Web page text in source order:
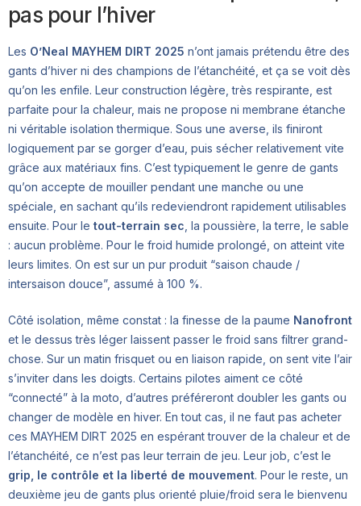
pas pour l’hiver
Les O’Neal MAYHEM DIRT 2025 n’ont jamais prétendu être des
gants d’hiver ni des champions de l’étanchéité, et ça se voit dès
qu’on les enfile. Leur construction légère, très respirante, est
parfaite pour la chaleur, mais ne propose ni membrane étanche
ni véritable isolation thermique. Sous une averse, ils finiront
logiquement par se gorger d’eau, puis sécher relativement vite
grâce aux matériaux fins. C’est typiquement le genre de gants
qu’on accepte de mouiller pendant une manche ou une
spéciale, en sachant qu’ils redeviendront rapidement utilisables
ensuite. Pour le tout-terrain sec , la poussière, la terre, le sable
: aucun problème. Pour le froid humide prolongé, on atteint vite
leurs limites. On est sur un pur produit “saison chaude /
intersaison douce”, assumé à 100 %.
Côté isolation, même constat : la finesse de la paume Nanofront
et le dessus très léger laissent passer le froid sans filtrer grand-
chose. Sur un matin frisquet ou en liaison rapide, on sent vite l’air
s’inviter dans les doigts. Certains pilotes aiment ce côté
“connecté” à la moto, d’autres préféreront doubler les gants ou
changer de modèle en hiver. En tout cas, il ne faut pas acheter
ces MAYHEM DIRT 2025 en espérant trouver de la chaleur et de
l’étanchéité, ce n’est pas leur terrain de jeu. Leur job, c’est le
grip, le contrôle et la liberté de mouvement. Pour le reste, un
deuxième jeu de gants plus orienté pluie/froid sera le bienvenu